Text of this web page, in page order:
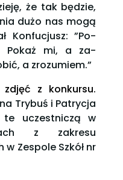
że tak będzie,
dużo nas mogą
Konfucjusz: ”Po­
Po­każ mi, a za­
a zrozumiem.”
z konkursu.
Trybuś i Patrycja
te uczestniczą w
z zakresu
Zespole Szkół nr